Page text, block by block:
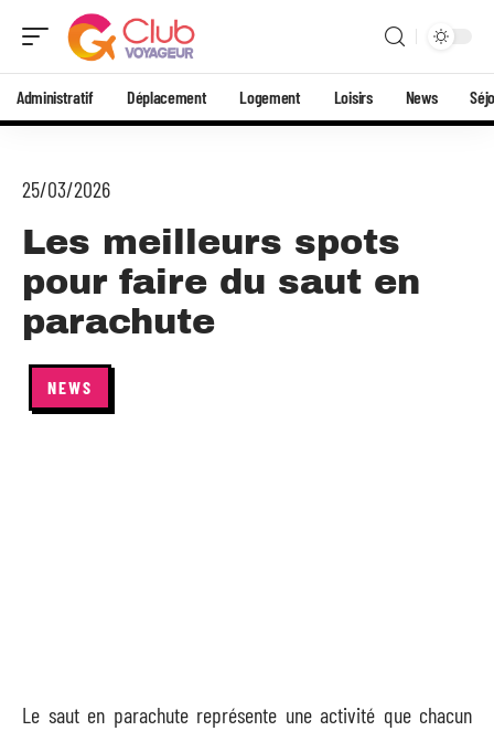
Administratif Déplacement Logement Loisirs News
25/03/2026
Les meilleurs spots
pour faire du saut en
parachute
NEWS
Le saut en parachute représente une activité que chacun